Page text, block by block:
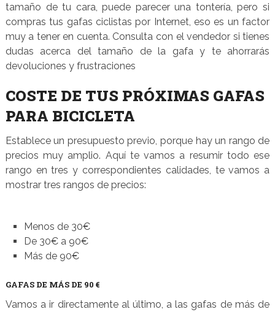
tamaño de tu cara, puede parecer una tontería, pero si
compras tus gafas ciclistas por Internet, eso es un factor
muy a tener en cuenta. Consulta con el vendedor si tienes
dudas acerca del tamaño de la gafa y te ahorrarás
devoluciones y frustraciones
COSTE DE TUS PRÓXIMAS GAFAS
PARA BICICLETA
Establece un presupuesto previo, porque hay un rango de
precios muy amplio. Aquí te vamos a resumir todo ese
rango en tres y correspondientes calidades, te vamos a
mostrar tres rangos de precios:
Menos de 30€
De 30€ a 90€
Más de 90€
GAFAS DE MÁS DE 90 €
Vamos a ir directamente al último, a las gafas de más de